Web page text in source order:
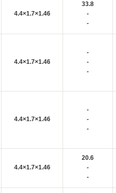
4.4×1.7×1.46
33.8
-
-
4.4×1.7×1.46
-
-
-
4.4×1.7×1.46
-
-
-
4.4×1.7×1.46
20.6
-
-